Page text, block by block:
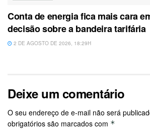
Conta de energia fica mais cara
decisão sobre a bandeira tarifária
2 DE AGOSTO DE 2026, 18:29H
Deixe um comentário
O seu endereço de e-mail não será
obrigatórios são marcados com *